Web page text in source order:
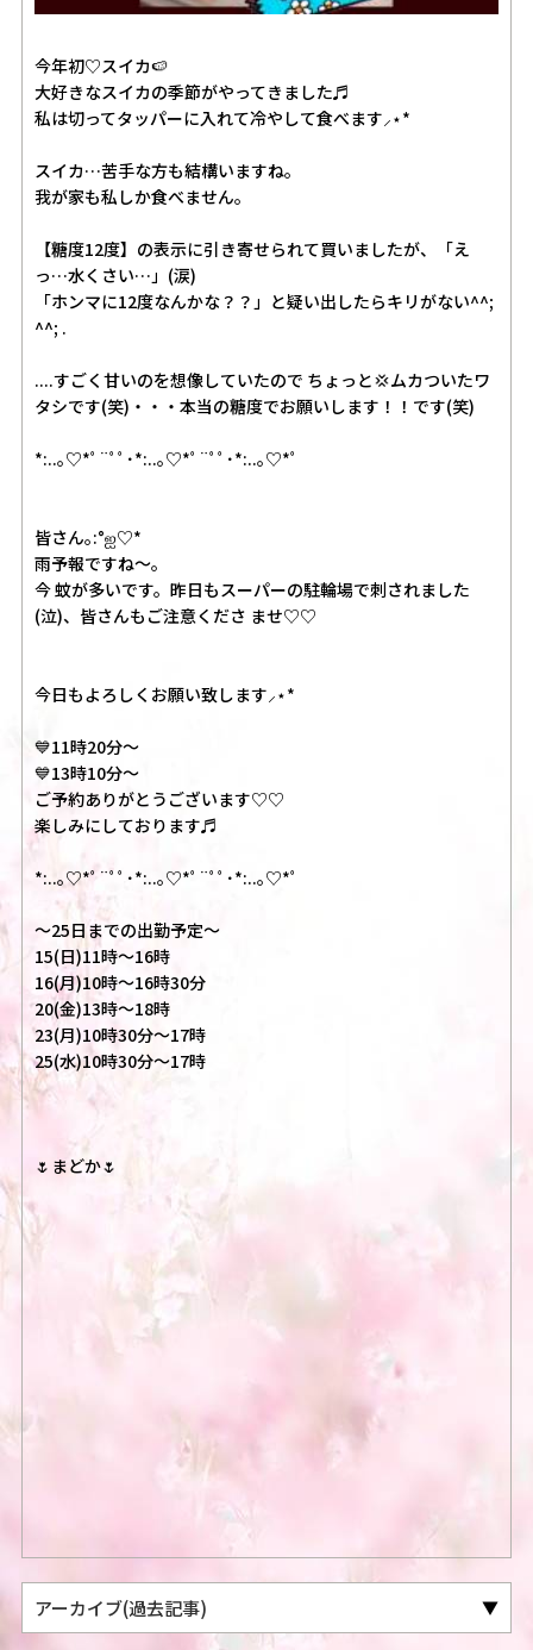
今年初♡スイカ🍉
大好きなスイカの季節がやってきました♬
私は切ってタッパーに入れて冷やして食べます⸝⋆︎*
スイカ…苦手な方も結構いますね。
我が家も私しか食べません。
【糖度12度】の表示に引き寄せられて買いましたが、「え
っ…水くさい…」(涙)
「ホンマに12度なんかな？？」と疑い出したらキリがない^^;
^^; .
....すごく甘いのを想像していたので ちょっと💢ムカついたワ
タシです(笑)・・・本当の糖度でお願いします！！です(笑)
*:..｡♡︎*ﾟ¨ﾟﾟ･*:..｡♡︎*ﾟ¨ﾟﾟ･*:..｡♡︎*ﾟ
皆さん｡:°ஐ♡*
雨予報ですね〜。
今 蚊が多いです。昨日もスーパーの駐輪場で刺されました
(泣)、皆さんもご注意くださ ませ♡♡
今日もよろしくお願い致します⸝⋆︎*
💙11時20分〜
💙13時10分〜
ご予約ありがとうございます♡♡
楽しみにしております♬
*:..｡♡︎*ﾟ¨ﾟﾟ･*:..｡♡︎*ﾟ¨ﾟﾟ･*:..｡♡︎*ﾟ
〜25日までの出勤予定〜
15(日)11時〜16時
16(月)10時〜16時30分
20(金)13時〜18時
23(月)10時30分〜17時
25(水)10時30分〜17時
🌷まどか🌷